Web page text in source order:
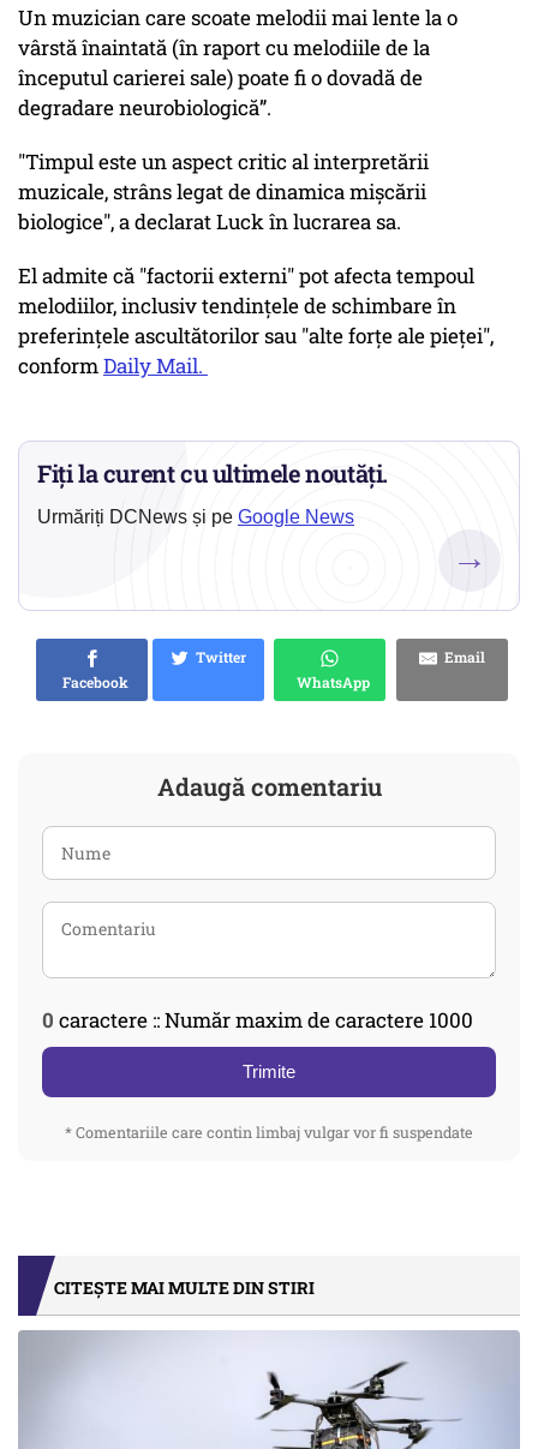
Un muzician care scoate melodii mai lente la o
vârstă înaintată (în raport cu melodiile de la
începutul carierei sale) poate fi o dovadă de
degradare neurobiologică”.
"Timpul este un aspect critic al interpretării
muzicale, strâns legat de dinamica mișcării
biologice", a declarat Luck în lucrarea sa.
El admite că "factorii externi" pot afecta tempoul
melodiilor, inclusiv tendințele de schimbare în
preferințele ascultătorilor sau "alte forțe ale pieței",
conformDaily Mail.
Fiți la curent cu ultimele noutăți.
Urmăriți DCNews și pe Google News
→
Facebook
Twitter
WhatsApp
Email
Adaugă comentariu
0 caractere :: Număr maxim de caractere 1000
Trimite
* Comentariile care contin limbaj vulgar vor fi suspendate
CITEȘTE MAI MULTE DIN STIRI